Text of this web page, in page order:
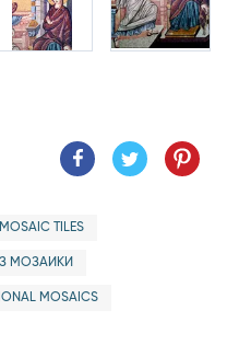
TILES
МОЗАИКИ
MOSAICS